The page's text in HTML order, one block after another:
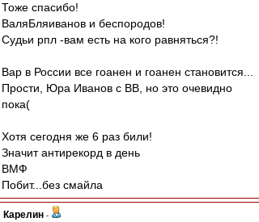
Тоже спасибо!
ВаляБляиванов и беспородов!
Судьи рпл -вам есть на кого равняться?!
Вар в России все гоанен и гоанен становится...
Прости, Юра Иванов с ВВ, но это очевидно
пока(
Хотя сегодня же 6 раз били!
Значит антирекорд в день
ВМФ
Побит...без смайла
Карелин -